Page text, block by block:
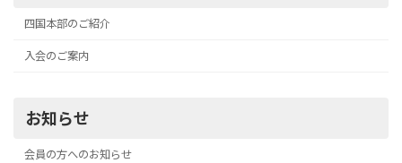
四国本部のご紹介
入会のご案内
お知らせ
会員の方へのお知らせ